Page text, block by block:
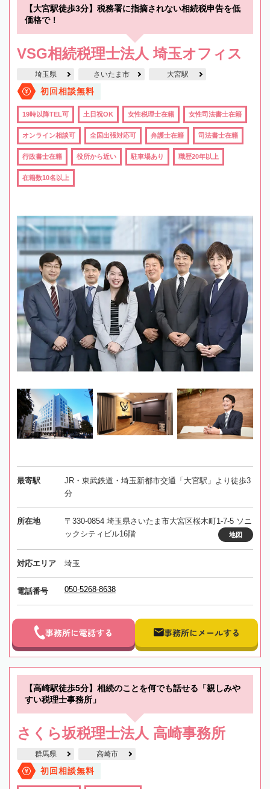
【大宮駅徒歩3分】税務署に指摘されない相続税申告を低
価格で！
VSG相続税理士法人 埼玉オフィス
埼玉県 さいたま市 大宮駅
初回相談無料
19時以降TEL可 土日祝OK 女性税理士在籍 女性司法書士在籍
オンライン相談可 全国出張対応可 弁護士在籍 司法書士在籍
行政書士在籍 役所から近い 駐車場あり 職歴20年以上
在籍数10名以上
最寄駅
JR・東武鉄道・埼玉新都市交通「大宮駅」より徒歩3
分
所在地
〒330-0854 埼玉県さいたま市大宮区桜木町1-7-5 ソニ
ックシティビル16階
地図
対応エリア 埼玉
電話番号 050-5268-8638
事務所に電話する 事務所にメールする
【高崎駅徒歩5分】相続のことを何でも話せる「親しみや
すい税理士事務所」
さくら坂税理士法人 高崎事務所
群馬県 高崎市
初回相談無料